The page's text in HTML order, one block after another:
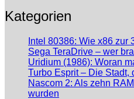
Kategorien
Intel 80386: Wie x86 zur
Sega TeraDrive – wer
Uridium (1986): Woran
Turbo Esprit – Die Stadt,
Nascom 2: Als zehn
wurden